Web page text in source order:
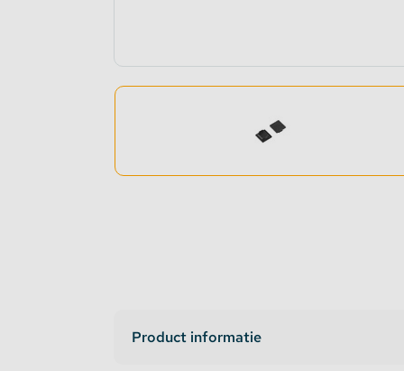
LED strip versterker
Fase aansnijding en fase afsnijding
1-10V Accessoires
Product informatie